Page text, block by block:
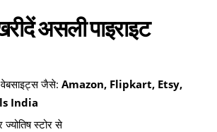
असली पाइराइट
जैसे: Amazon, Flipkart, Etsy,
India
स्टोर से